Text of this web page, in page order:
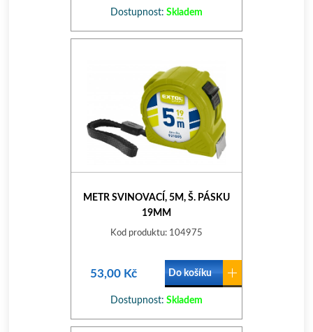
Dostupnost: Skladem
METR SVINOVACÍ, 5M, Š. PÁSKU
19MM
Kod produktu: 104975
53,00 Kč Do košíku
Dostupnost: Skladem